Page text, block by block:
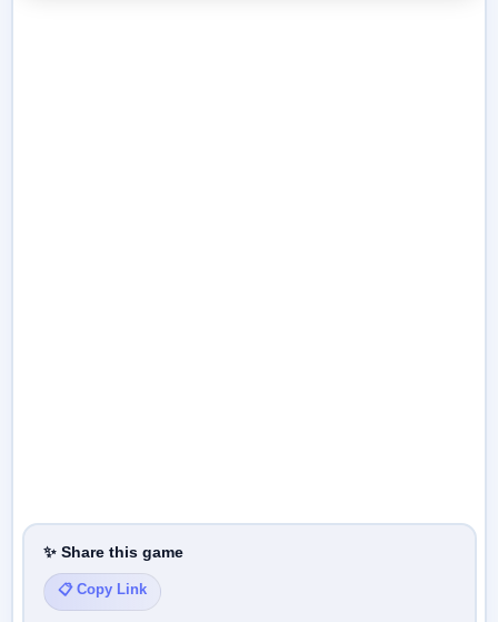
✨ Share this game
📋 Copy Link